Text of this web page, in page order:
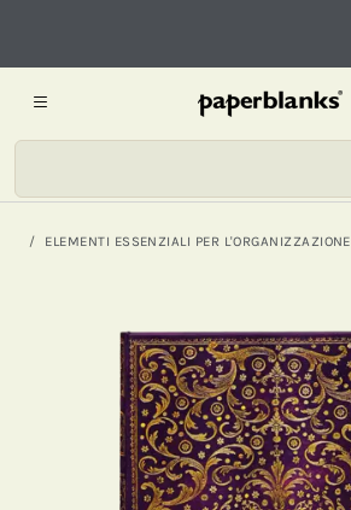
ELEMENTI ESSENZIALI PER L'ORGANIZZAZIONE